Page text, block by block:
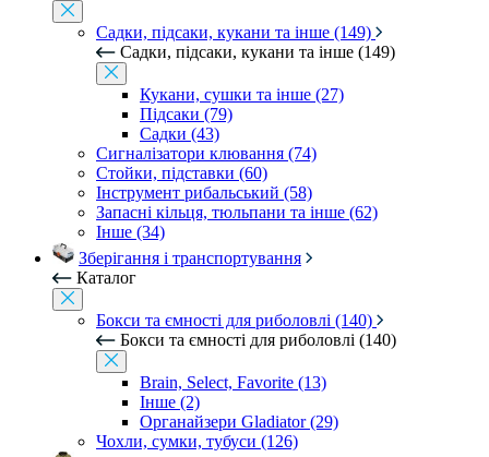
Садки, підсаки, кукани та інше (149)
Садки, підсаки, кукани та інше (149)
Кукани, сушки та інше (27)
Підсаки (79)
Садки (43)
Сигналізатори клювання (74)
Стойки, підставки (60)
Інструмент рибальський (58)
Запасні кільця, тюльпани та інше (62)
Інше (34)
Зберігання і транспортування
Каталог
Бокси та ємності для риболовлі (140)
Бокси та ємності для риболовлі (140)
Brain, Select, Favorite (13)
Інше (2)
Органайзери Gladiator (29)
Чохли, сумки, тубуси (126)